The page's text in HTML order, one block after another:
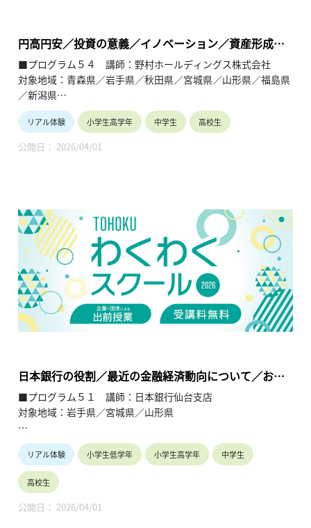
円高円安／投資の意義／イノベーション／資産形成
（ライフプラン）
■プログラム５４ 講師：野村ホールディングス株式会社
対象地域：青森県／岩手県／秋田県／宮城県／山形県／福島県
／新潟県
【テーマ】
・円の価値って何？（小学校）
・輸入体験（小学校）
・Nomuraビジネス・チャレンジ（中学・高等学校）
【内容】
・円高・円安（小学生）
・会社のしくみ（小学生）
・投資の意義・イノベーション（中・校生）
・資産形成（ライフプラン）（高校生）
東北6県ならびに新潟県の小学生・中学生・高校生を対象と
し、当地域に所在し活躍している様々な分野の企業や団体とを
繋ぐ出前授業です。学問の面白さ・楽しさに触れつつ、地元の
企業や団体の活動内容に触れることで、地元の地域社会・産業
の理解を深めると共に、将来の選択肢の参考としてもらうこと
を目的とします。
リアル体験 小学生高学年 中学生 高校生
公開日： 2026/04/01
日本銀行の役割／最近の金融経済動向について／お札
の話
■プログラム５１ 講師：日本銀行仙台支店
対象地域：岩手県／宮城県／山形県
【テーマ】
・日本銀行の役割（生活とのかかわり、金融政策等）
・最近の金融経済動向について
・お札の話（偽造防止技術、1億円の重さ体験等）
リアル体験 小学生低学年 小学生高学年 中学生
高校生
公開日： 2026/04/01